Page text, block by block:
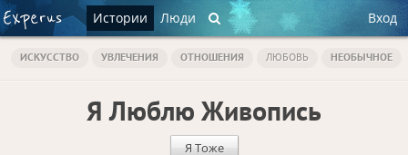
Истории Люди Вход
ИСКУССТВО УВЛЕЧЕНИЯ ОТНОШЕНИЯ ЛЮБОВЬ НЕОБЫЧНОЕ
Я Люблю Живопись
Я Тоже